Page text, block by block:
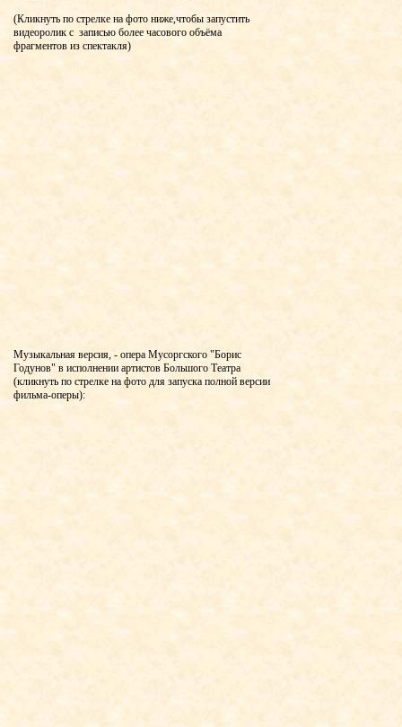
(Кликнуть по стрелке на фото ниже,чтобы запустить
видеоролик с записью более часового объёма
фрагментов из спектакля)
Музыкальная версия, - опера Мусоргского "Борис
Годунов" в исполнении артистов Большого Театра
(кликнуть по стрелке на фото для запуска полной версии
фильма-оперы):